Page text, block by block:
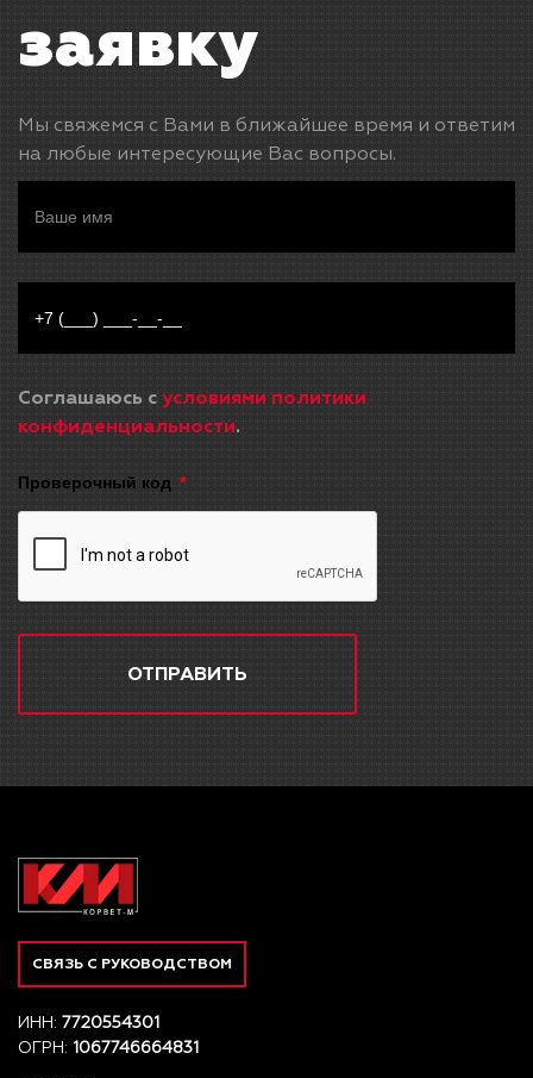
заявку
Мы свяжемся с Вами в ближайшее время и ответим
на любые интересующие Вас вопросы.
Соглашаюсь с условиями политики
конфиденциальности.
Проверочный код
ОТПРАВИТЬ
СВЯЗЬ С РУКОВОДСТВОМ
ИНН: 7720554301
ОГРН: 1067746664831